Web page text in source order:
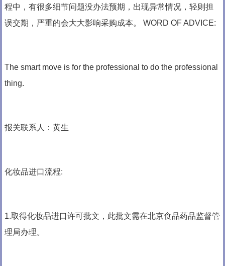
程中，有很多细节问题没办法预期，出现异常情况，轻则担
误交期，严重的会大大影响采购成本。 WORD OF ADVICE:
The smart move is for the professional to do the professional
thing.
报关联系人：黄生
化妆品进口流程:
1.取得化妆品进口许可批文，此批文需在北京食品药品监督管
理局办理。